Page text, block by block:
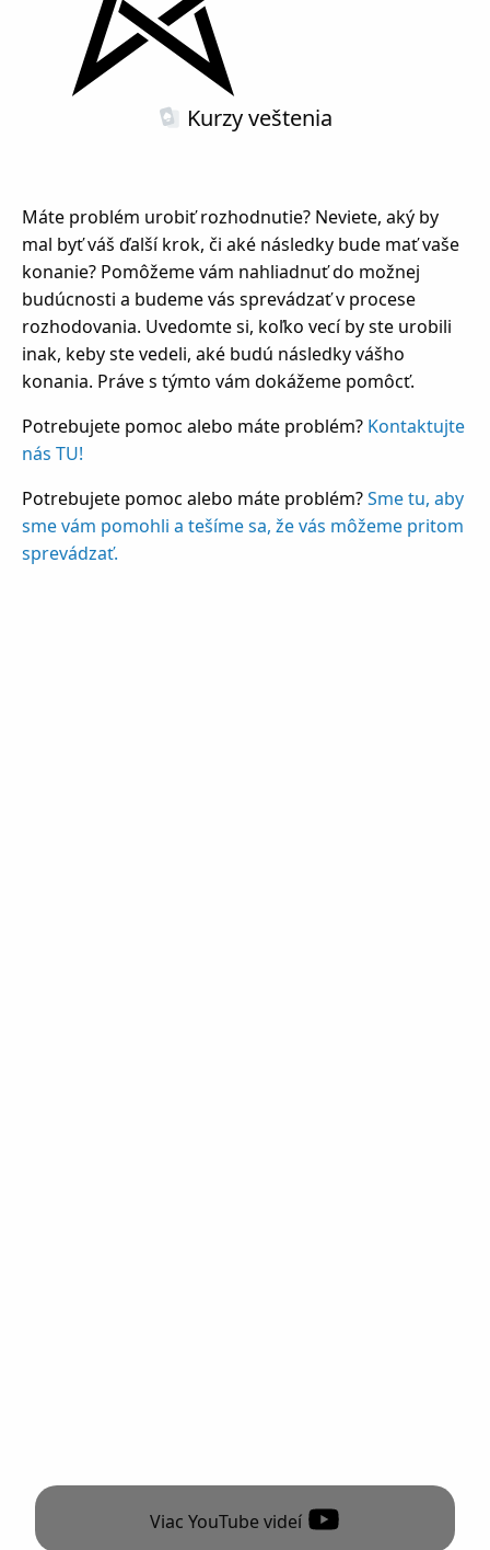
Kurzyveštenia
Máte problém urobiť rozhodnutie? Neviete, aký by
mal byť váš ďalší krok, či aké následky bude mať vaše
konanie? Pomôžeme vám nahliadnuť do možnej
budúcnosti a budeme vás sprevádzať v procese
rozhodovania. Uvedomte si, koľko vecí by ste urobili
inak, keby ste vedeli, aké budú následky vášho
konania. Práve s týmto vám dokážeme pomôcť.
Potrebujete pomoc alebo máte problém? Kontaktujte
nás TU!
Potrebujete pomoc alebo máte problém?Sme tu, aby
sme vám pomohli a tešíme sa, že vás môžeme pritom
sprevádzať.
Viac YouTube videí